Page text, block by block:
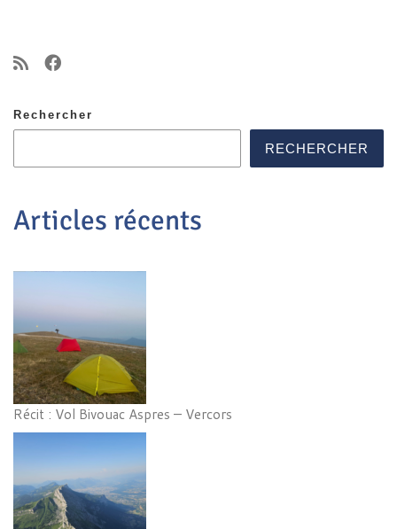
Rechercher
RECHERCHER
Articles récents
Récit : Vol Bivouac Aspres – Vercors